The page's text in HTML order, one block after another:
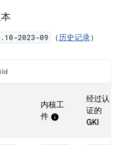
2023-09 （历史记录）
内核工
件 info
经过认
证的
GKI